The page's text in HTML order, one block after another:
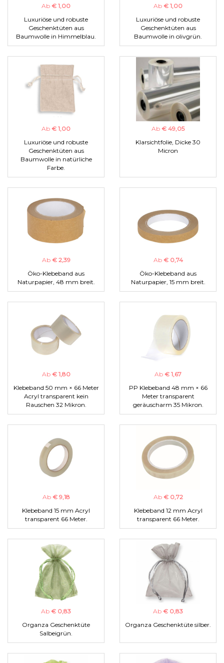
Ab € 1,00
Luxuriöse und robuste
Geschenktüten aus
Baumwolle in Himmelblau.
Ab € 1,00
Luxuriöse und robuste
Geschenktüten aus
Baumwolle in olivgrün.
Ab € 1,00
Luxuriöse und robuste
Geschenktüten aus
Baumwolle in natürliche
Farbe.
Ab € 49,05
Klarsichtfolie, Dicke 30
Micron
Ab € 2,39
Öko-Klebeband aus
Naturpapier, 48 mm breit.
Ab € 0,74
Öko-Klebeband aus
Naturpapier, 15 mm breit.
Ab € 1,80
Klebeband 50 mm × 66 Meter
Acryl transparent kein
Rauschen 32 Mikron.
Ab € 1,67
PP Klebeband 48 mm × 66
Meter transparent
geräuscharm 35 Mikron.
Ab € 9,18
Klebeband 15 mm Acryl
transparent 66 Meter.
Ab € 0,72
Klebeband 12 mm Acryl
transparent 66 Meter.
Ab € 0,83
Organza Geschenktüte
Salbeigrün.
Ab € 0,83
Organza Geschenktüte silber.